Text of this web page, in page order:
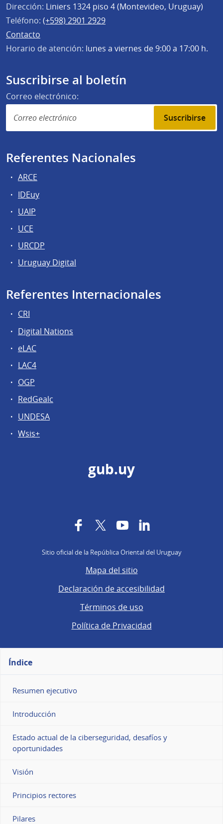
Dirección: Liniers 1324 piso 4 (Montevideo, Uruguay)
Teléfono: (+598) 2901 2929
Contacto
Horario de atención: lunes a viernes de 9:00 a 17:00 h.
Suscribirse al boletín
Correo electrónico:
Suscribirse
Referentes Nacionales
ARCE
IDEuy
UAIP
UCE
URCDP
Uruguay Digital
Referentes Internacionales
CRI
Digital Nations
eLAC
LAC4
OGP
RedGealc
UNDESA
Wsis+
gub.uy
FacebookTwitterYouTube
Sitio oficial de la República Oriental del Uruguay
Mapa del sitio
Declaración de accesibilidad
Términos de uso
Política de Privacidad
Índice
Resumen ejecutivo
Introducción
Estado actual de la ciberseguridad, desafíos y
oportunidades
Visión
Principios rectores
Pilares